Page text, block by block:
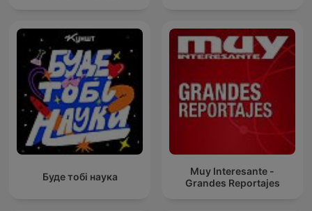
Буде тобі наука
Muy Interesante -
Grandes Reportajes